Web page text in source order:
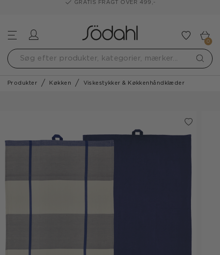
Tilføj
0
Produkter Køkken Viskestykker & Køkkenhåndklæder